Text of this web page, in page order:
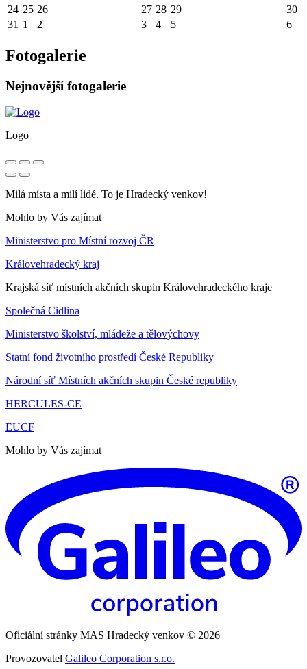
24 25 26 27 28 29
30
31 1 2 3 4 5 6
Fotogalerie
Nejnovější fotogalerie
Logo
Milá místa a milí lidé. To je Hradecký venkov!
Mohlo by Vás zajímat
Ministerstvo pro Místní rozvoj ČR
Královehradecký kraj
Krajská síť místních akčních skupin Královehradeckého kraje
Společná Cidlina
Ministerstvo školství, mládeže a tělovýchovy
Statní fond životního prostředí České Republiky
Národní síť Místních akčních skupin České republiky
HERCULES-CE
EUCF
Mohlo by Vás zajímat
Oficiální stránky MAS Hradecký venkov © 2026
Provozovatel Galileo Corporation s.r.o.